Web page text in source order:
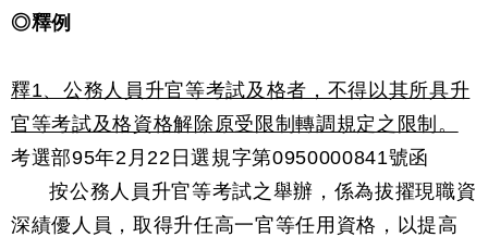
◎釋例
釋1、公務人員升官等考試及格者，不得以其所具升
官等考試及格資格解除原受限制轉調規定之限制。
考選部95年2月22日選規字第0950000841號函
按公務人員升官等考試之舉辦，係為拔擢現職資
深績優人員，取得升任高一官等任用資格，以提高